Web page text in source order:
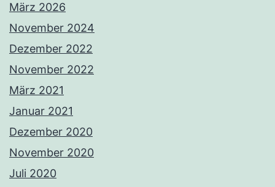
März 2026
November 2024
Dezember 2022
November 2022
März 2021
Januar 2021
Dezember 2020
November 2020
Juli 2020